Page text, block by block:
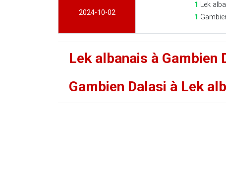
2024-10-02
1 Lek
1
Lek albanais à Gambien
Gambien Dalasi à Lek